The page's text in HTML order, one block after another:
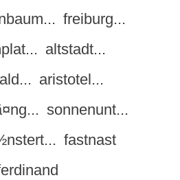
freiburg...
altstadt...
aristotel...
sonnenunt...
fastnast